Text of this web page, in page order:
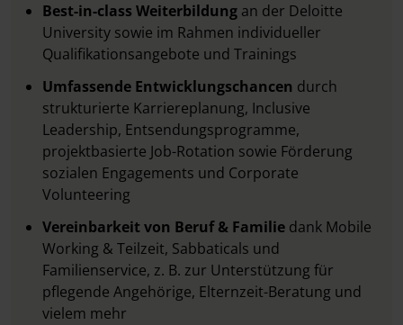
Best-in-class Weiterbildung an der Deloitte
University sowie im Rahmen individueller
Qualifikationsangebote und Trainings
Umfassende Entwicklungschancen durch
strukturierte Karriereplanung, Inclusive
Leadership, Entsendungsprogramme,
projektbasierte Job-Rotation sowie Förderung
sozialen Engagements und Corporate
Volunteering
Vereinbarkeit von Beruf & Familie dank Mobile
Working & Teilzeit, Sabbaticals und
Familienservice, z. B. zur Unterstützung für
pflegende Angehörige, Elternzeit-Beratung und
vielem mehr